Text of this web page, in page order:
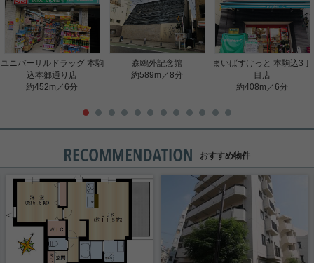
ユニバーサルドラッグ 本駒
込本郷通り店
約452m／6分
森鴎外記念館
約589m／8分
まいばすけっと 本駒込3丁
目店
約408m／6分
おすすめ物件